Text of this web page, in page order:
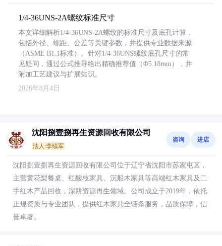
1/4-36UNS-2A螺纹标准尺寸
本文详细解析1/4-36UNS-2A螺纹的标准尺寸及底孔计算，
包括外径、螺距、公差等关键参数，并提供专业数据来源
（ASME B1.1标准）。针对1/4-36UNS螺纹底孔尺寸的常
见疑问，通过公式推导给出精确推荐值（Φ5.18mm），并
附加工艺建议与扩展知识。
2026年8月4日
沈阳捌壹捌再生资源回收有限公司
法人:李续军
咨询 进店
沈阳捌壹捌再生资源回收有限公司位于辽宁省沈阳市苏家屯区，
主营黄花梨餐桌、红酸枝家具、沉船木家具等高端红木家具及二
手红木产品回收，深耕资源再生领域。公司成立于2019年，依托
正规资质与专业团队，提供红木家具全链条服务，品质保障，信
誉卓著。